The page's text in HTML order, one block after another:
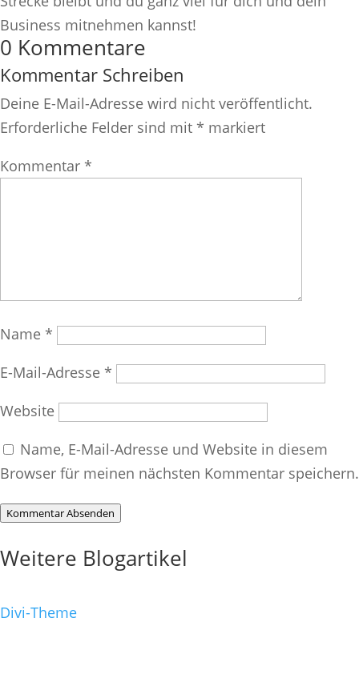
Business mitnehmen kannst!
0 Kommentare
Kommentar Schreiben
Deine E-Mail-Adresse wird nicht veröffentlicht.
Erforderliche Felder sind mit * markiert
Kommentar *
Name *
E-Mail-Adresse *
Website
Name, E-Mail-Adresse und Website in diesem
Browser für meinen nächsten Kommentar speichern.
Kommentar Absenden
Weitere Blogartikel
Divi-Theme